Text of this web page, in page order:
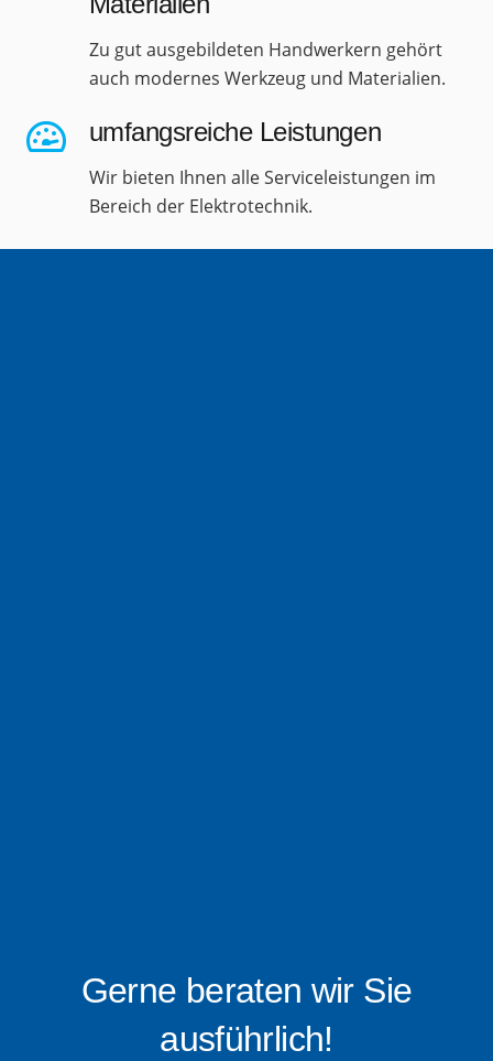
Zu gut ausgebildeten Handwerkern gehört
auch modernes Werkzeug und Materialien.
umfangsreiche Leistungen
Wir bieten Ihnen alle Serviceleistungen im
Bereich der Elektrotechnik.
Gerne beraten wir Sie
ausführlich!